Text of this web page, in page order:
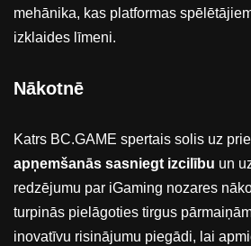
mehānika, kas platformas
izklaides līmeni.
Nākotnē
Katrs BC.GAME spertais solis uz
apņemšanās sasniegt izcilību un
redzējumu par iGaming nozares
turpinās pielāgoties tirgus
inovatīvu risinājumu piegādi, lai